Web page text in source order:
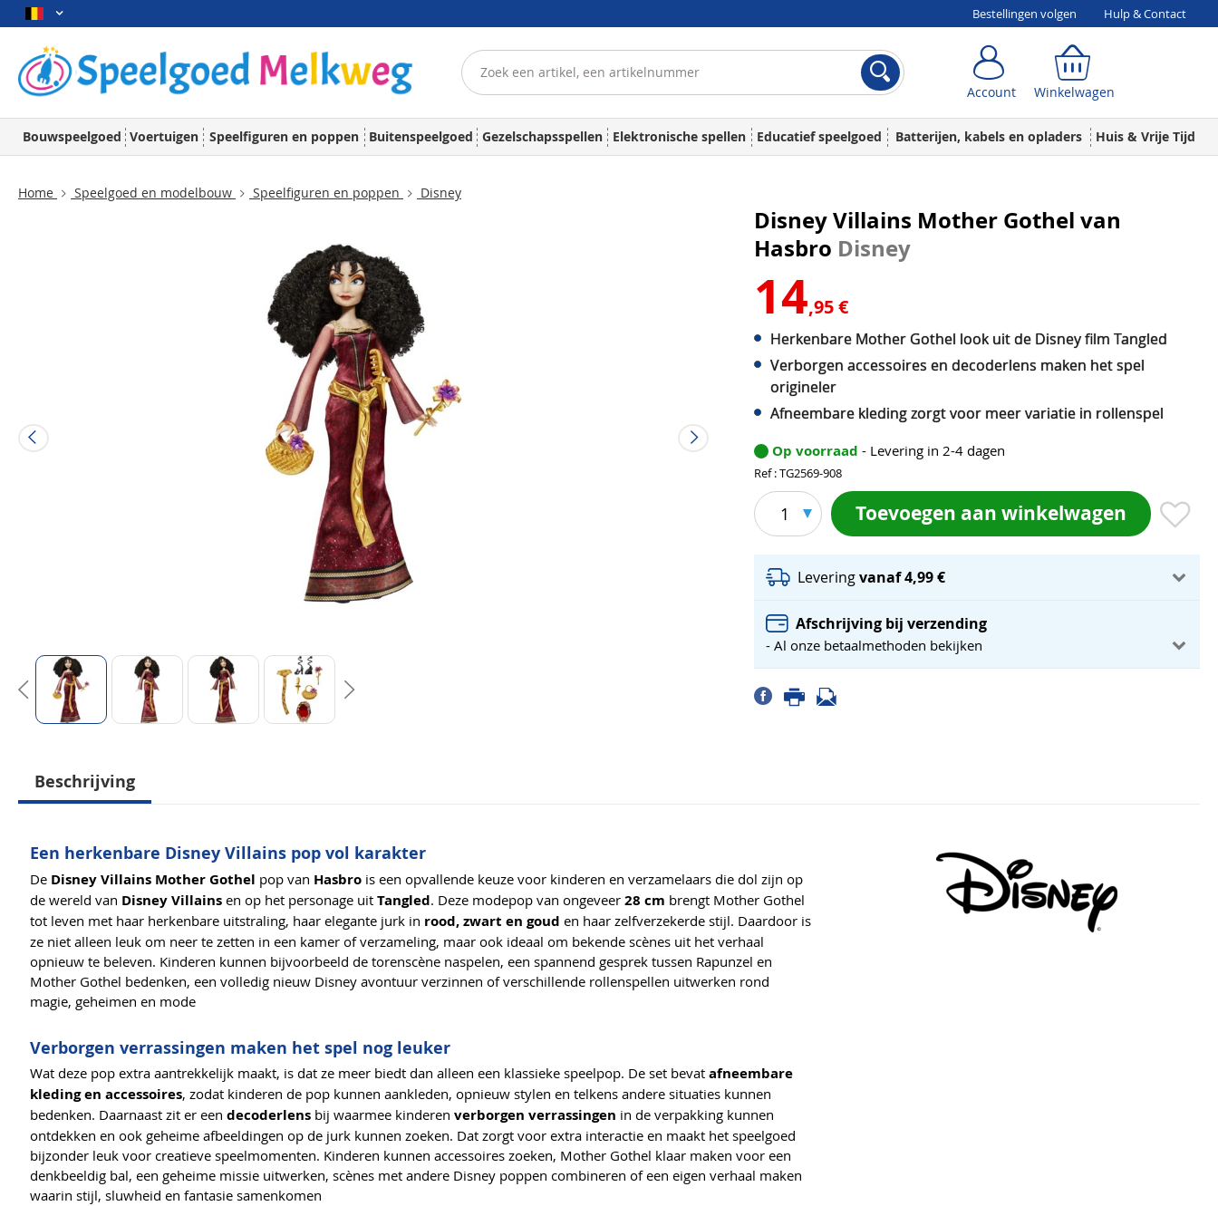
Bestellingen volgen Hulp & Contact
Account Winkelwagen
Bouwspeelgoed Voertuigen Speelfiguren en poppen Buitenspeelgoed Gezelschapsspellen Elektronische spellen Educatief speelgoed Batterijen, kabels en opladers Huis & Vrije Tijd
Home Speelgoed en modelbouw Speelfiguren en poppen Disney
Disney Villains Mother Gothel van
Hasbro Disney
14,95 €
Herkenbare Mother Gothel look uit de Disney film Tangled
Verborgen accessoires en decoderlens maken het spel
origineler
Afneembare kleding zorgt voor meer variatie in rollenspel
Op voorraad - Levering in 2-4 dagen
Ref : TG2569-908
1 Toevoegen aan winkelwagen
Leveringvanaf 4,99 €
Afschrijving bij verzending
- Al onze betaalmethoden bekijken
Beschrijving
Een herkenbare Disney Villains pop vol karakter
De Disney Villains Mother Gothel pop van Hasbro is een opvallende keuze voor kinderen en verzamelaars die dol zijn op
de wereld van Disney Villains en op het personage uit Tangled. Deze modepop van ongeveer 28 cm brengt Mother Gothel
tot leven met haar herkenbare uitstraling, haar elegante jurk in rood, zwart en goud en haar zelfverzekerde stijl. Daardoor is
ze niet alleen leuk om neer te zetten in een kamer of verzameling, maar ook ideaal om bekende scènes uit het verhaal
opnieuw te beleven. Kinderen kunnen bijvoorbeeld de torenscène naspelen, een spannend gesprek tussen Rapunzel en
Mother Gothel bedenken, een volledig nieuw Disney avontuur verzinnen of verschillende rollenspellen uitwerken rond
magie, geheimen en mode
Verborgen verrassingen maken het spel nog leuker
Wat deze pop extra aantrekkelijk maakt, is dat ze meer biedt dan alleen een klassieke speelpop. De set bevat afneembare
kleding en accessoires, zodat kinderen de pop kunnen aankleden, opnieuw stylen en telkens andere situaties kunnen
bedenken. Daarnaast zit er een decoderlens bij waarmee kinderen verborgen verrassingen in de verpakking kunnen
ontdekken en ook geheime afbeeldingen op de jurk kunnen zoeken. Dat zorgt voor extra interactie en maakt het speelgoed
bijzonder leuk voor creatieve speelmomenten. Kinderen kunnen accessoires zoeken, Mother Gothel klaar maken voor een
denkbeeldig bal, een geheime missie uitwerken, scènes met andere Disney poppen combineren of een eigen verhaal maken
waarin stijl, sluwheid en fantasie samenkomen
Account Winkelwagen